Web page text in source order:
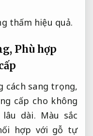
thấm hiệu quả.
Phù hợp
cách sang trọng,
cấp cho không
lâu dài. Màu sắc
hợp với gỗ tự